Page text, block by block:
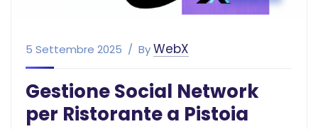
5 Settembre 2025 ByWebX
Gestione Social Network
per Ristorante a Pistoia